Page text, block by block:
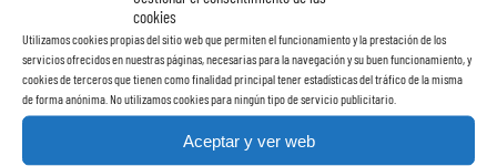
cookies
Utilizamos cookies propias del sitio web que permiten el funcionamiento y la prestación de los
servicios ofrecidos en nuestras páginas, necesarias para la navegación y su buen funcionamiento, y
cookies de terceros que tienen como finalidad principal tener estadísticas del tráfico de la misma
de forma anónima. No utilizamos cookies para ningún tipo de servicio publicitario.
Aceptar y ver web
Son muy numerosas las empresas para las que trabajamos
y todas conocen nuestro compromiso para ofrecer siempre
el mejor servicio.